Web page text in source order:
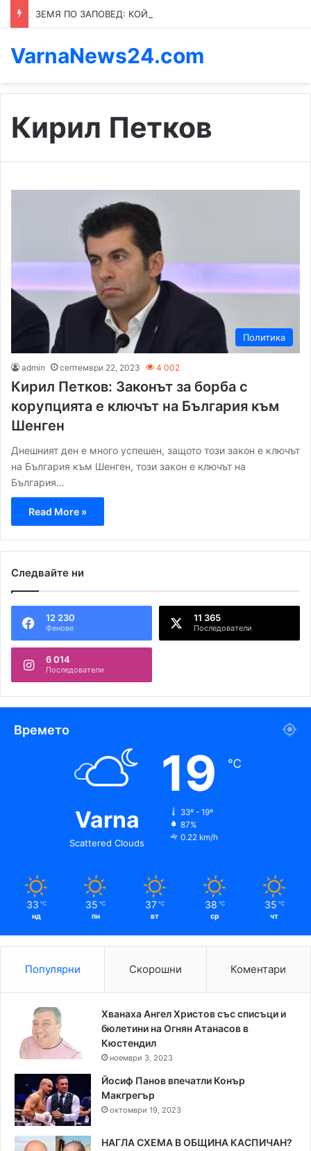
VarnaNews24.com
Кирил Петков
Политика
admin септември 22, 2023 4 002
Кирил Петков: Законът за борба с
корупцията е ключът на България към
Шенген
Днешният ден е много успешен, защото този закон е ключът
на България към Шенген, този закон е ключът на
България…
Read More »
Следвайте ни
12 230
Фенове
11 365
Последователи
6 014
Последователи
Времето
Varna
Scattered Clouds
19 ℃
33º - 19º
87%
0.22 km/h
33 ℃
нд
35 ℃
пн
37 ℃
вт
38 ℃
ср
35 ℃
чт
Популярни Скорошни Коментари
Хванаха Ангел Христов със списъци и
бюлетини на Огнян Атанасов в
Кюстендил
ноември 3, 2023
Йосиф Панов впечатли Конър
Макгрегър
октомври 19, 2023
НАГЛА СХЕМА В ОБЩИНА КАСПИЧАН?